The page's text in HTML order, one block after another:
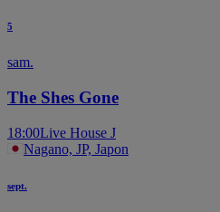
5
sam.
The Shes Gone
18:00Live House J
Nagano, JP, Japon
sept.